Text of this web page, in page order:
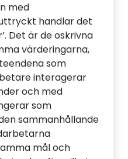
med
handlar det
Det är de oskrivna
värderingarna,
som
interagerar
och med
som
sammanhållande
mål och